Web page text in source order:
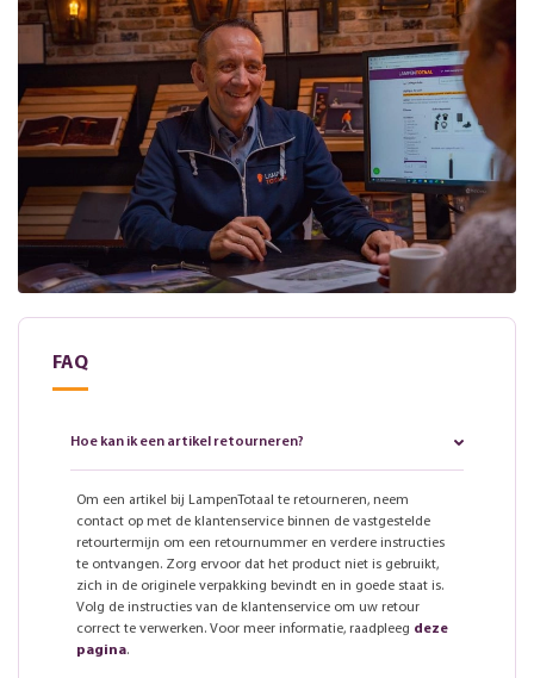
FAQ
Hoe kan ik een artikel retourneren?
Om een artikel bij LampenTotaal te retourneren, neem
contact op met de klantenservice binnen de vastgestelde
retourtermijn om een retournummer en verdere instructies
te ontvangen. Zorg ervoor dat het product niet is gebruikt,
zich in de originele verpakking bevindt en in goede staat is.
Volg de instructies van de klantenservice om uw retour
correct te verwerken. Voor meer informatie, raadpleeg deze
pagina.